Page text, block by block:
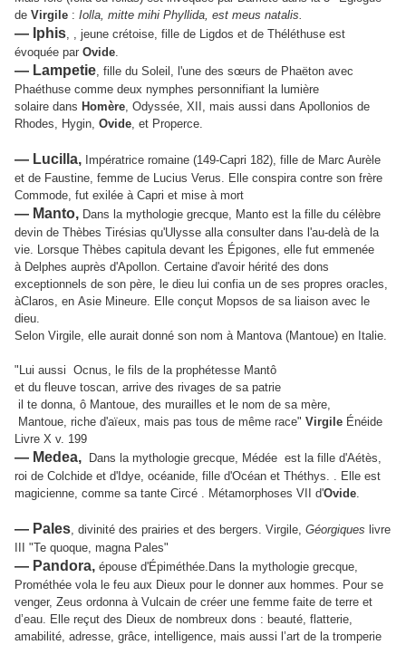
de Virgile : Iolla, mitte mihi Phyllida, est meus natalis.
— Iphis , , jeune crétoise, fille de Ligdos et de Théléthuse est
évoquée par Ovide
— Lampetie , fille du Soleil, l'une des sœurs de Phaëton avec
Phaéthuse comme deux nymphes personnifiant la lumière
solaire dans Homère , Odyssée, XII, mais aussi dans Apollonios de
Rhodes, Hygin, Ovide , et Properce.
— Lucilla, Impératrice romaine (149-Capri 182), fille de Marc Aurèle
et de Faustine, femme de Lucius Verus.
Elle conspira contre son frère
Commode, fut exilée à Capri et mise à mort
— Manto, Dans la mythologie grecque, Manto est la fille du célèbre
devin de Thèbes Tirésias qu'Ulysse alla consulter dans l'au-delà de la
vie. Lorsque Thèbes capitula devant les Épigones, elle fut emmenée
à Delphes auprès d'Apollon. Certaine d'avoir hérité des dons
exceptionnels de son père, le dieu lui confia un de ses propres oracles,
àClaros, en Asie Mineure. Elle conçut Mopsos de sa liaison avec le
dieu.
Selon Virgile, elle aurait donné son nom à Mantova (Mantoue) en Italie.
"Lui aussi Ocnus, le fils de la prophétesse Mantô
et du fleuve toscan, arrive des rivages de sa patrie
il te donna, ô Mantoue, des murailles et le nom de sa mère,
Mantoue, riche d'aïeux, mais pas tous de même race" Virgile Énéide
Livre X v. 199
— Medea,
Dans la mythologie grecque, Médée est la fille d'Aétès,
roi de Colchide et d'Idye, océanide, fille d'Océan et Théthys. . Elle est
magicienne, comme sa tante Circé . Métamorphoses VII d'Ovide
— Pales , divinité des prairies et des bergers. Virgile, Géorgiques livre
III "Te quoque, magna Pales"
— Pandora, épouse d'Épiméthée. Dans la mythologie grecque,
Prométhée vola le feu aux Dieux pour le donner aux hommes. Pour se
venger, Zeus ordonna à Vulcain de créer une femme faite de terre et
d’eau. Elle reçut des Dieux de nombreux dons : beauté, flatterie,
amabilité, adresse, grâce, intelligence, mais aussi l’art de la tromperie